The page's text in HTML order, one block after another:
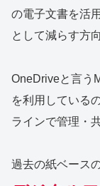
の電子文書を活
として減らす方
OneDriveと言う
を利用している
ラインで管理・
過去の紙ベース